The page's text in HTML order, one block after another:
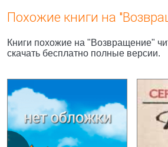
Похожие книги на
Книги похожие на "Возвращение"
скачать бесплатно полные версии.